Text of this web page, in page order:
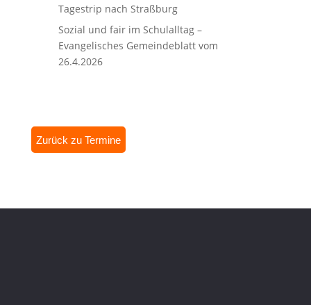
Tagestrip nach Straßburg
Sozial und fair im Schulalltag –
Evangelisches Gemeindeblatt vom
26.4.2026
Zurück zu Termine